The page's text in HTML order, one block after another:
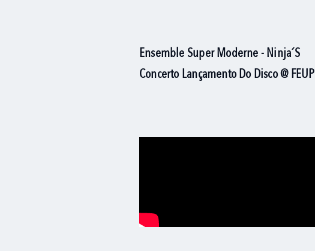
Ensemble Super Moderne - Ninja´s
Concerto Lançamento Do Disco @ FEUP